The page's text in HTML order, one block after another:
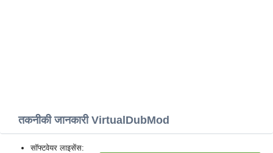
तकनीकी जानकारी VirtualDubMod
सॉफ्टवेयर लाइसेंस: